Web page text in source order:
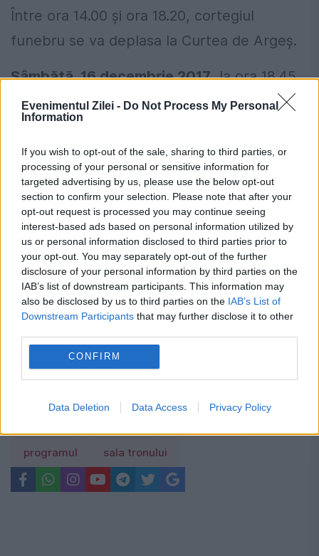
Evenimentul Zilei - Do Not Process My Personal
Information
If you wish to opt-out of the sale, sharing to third parties, or
processing of your personal or sensitive information for
targeted advertising by us, please use the below opt-out
section to confirm your selection. Please note that after your
opt-out request is processed you may continue seeing
interest-based ads based on personal information utilized by
us or personal information disclosed to third parties prior to
your opt-out. You may separately opt-out of the further
disclosure of your personal information by third parties on the
IAB’s list of downstream participants. This information may
also be disclosed by us to third parties on the IAB’s List of
Downstream Participants that may further disclose it to other
CONFIRM
Data Deletion Data Access Privacy Policy
Între ora 14.00 și ora 18.20, cortegiul
funebru se va deplasa la Curtea de Argeș.
Sâmbătă, 16 decembrie 2017, la ora 18.45,
va avea loc slujba de îngropare a Regelui
Mihai I în Noua Catedrală de la Curtea de
Argeș. Ceremonia va fi privată.
România, în pericol de blackout? Expert
în energie: „Trebuie să accelerăm cât se
poate de repede acele investiții”
Cum verifici dacă ai datorii la Primărie?
Metoda prin care afli online dacă ai
restanțe la taxe și impozite
programul sala tronului